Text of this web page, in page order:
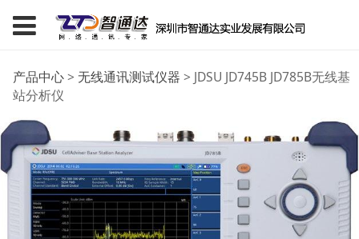
JDSU JD745B JD785B
无线基站分析仪
产品中心> 无线通讯测试仪器 > JDSU JD745B JD785B无线基
站分析仪